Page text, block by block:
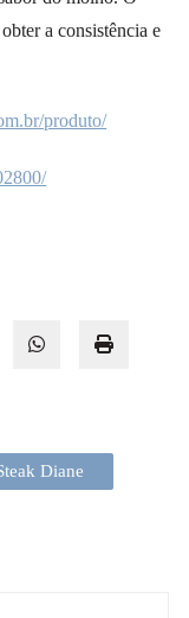
a consistência e
produto/
Diane